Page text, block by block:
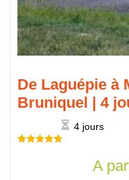
De Laguépie à
Bruniquel | 4
4 jours
A